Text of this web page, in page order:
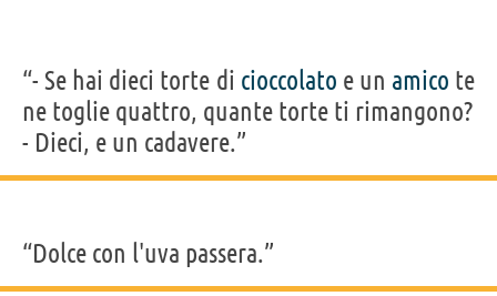
“- Se hai dieci torte di cioccolato e un amico te
ne toglie quattro, quante torte ti rimangono?
- Dieci, e un cadavere.”
“Dolce con l'uva passera.”